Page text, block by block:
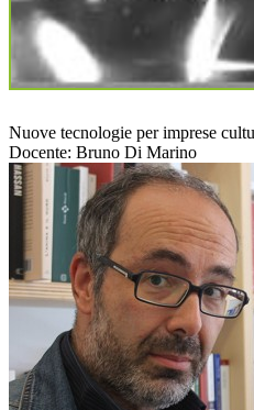
Nuove tecnologie per imprese
Docente: Bruno Di Marino